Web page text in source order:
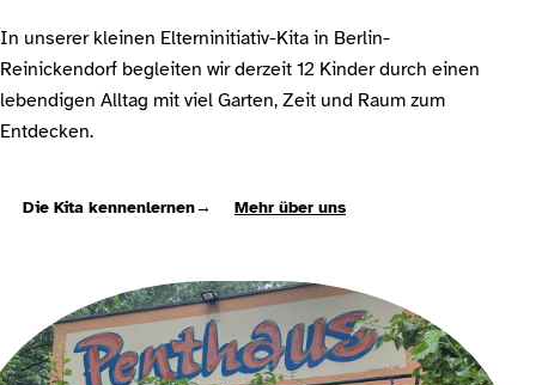
In unserer kleinen Elterninitiativ-Kita in Berlin-
Reinickendorf begleiten wir derzeit 12 Kinder durch einen
lebendigen Alltag mit viel Garten, Zeit und Raum zum
Entdecken.
Die Kita kennenlernen→ Mehr über uns